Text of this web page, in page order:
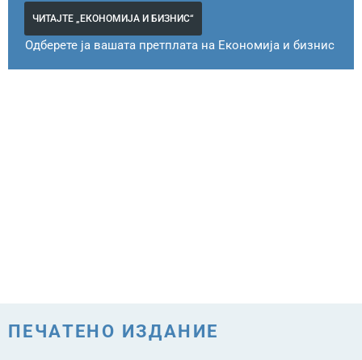
ЧИТАЈТЕ „ЕКОНОМИЈА И БИЗНИС“
Одберете ја вашата претплата на Економија и бизнис
ПЕЧАТЕНО ИЗДАНИЕ